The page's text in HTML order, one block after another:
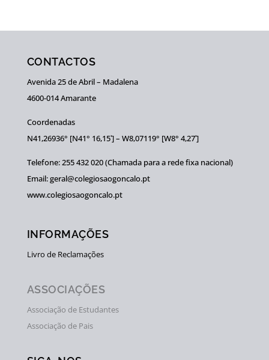
CONTACTOS
Avenida 25 de Abril – Madalena
4600-014 Amarante
Coordenadas
N41,26936° [N41° 16,15ʹ] – W8,07119° [W8° 4,27ʹ]
Telefone: 255 432 020 (Chamada para a rede fixa nacional)
Email: geral@colegiosaogoncalo.pt
www.colegiosaogoncalo.pt
INFORMAÇÕES
Livro de Reclamações
ASSOCIAÇÕES
Associação de Estudantes
Associação de Pais